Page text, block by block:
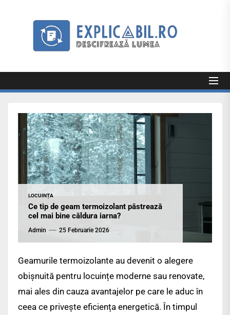
Explicabil
LOCUINȚA
Ce tip de geam termoizolant păstrează
cel mai bine căldura iarna?
Admin 25 Februarie 2026
Geamurile termoizolante au devenit o alegere
obișnuită pentru locuințe moderne sau renovate,
mai ales din cauza avantajelor pe care le aduc în
ceea ce privește eficiența energetică. În timpul